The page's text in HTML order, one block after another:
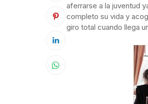
aferrarse a la juventud
completo su vida y
giro total cuando llega